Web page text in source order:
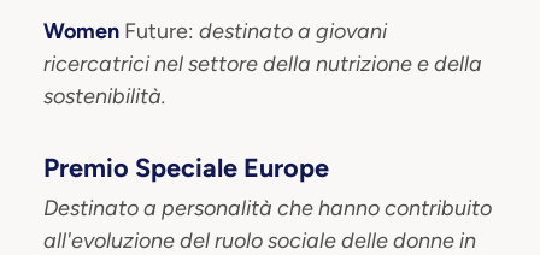
Women Future: destinato a giovani
ricercatrici nel settore della nutrizione e della
sostenibilità.
Premio Speciale Europe
Destinato a personalità che hanno contribuito
all'evoluzione del ruolo sociale delle donne in